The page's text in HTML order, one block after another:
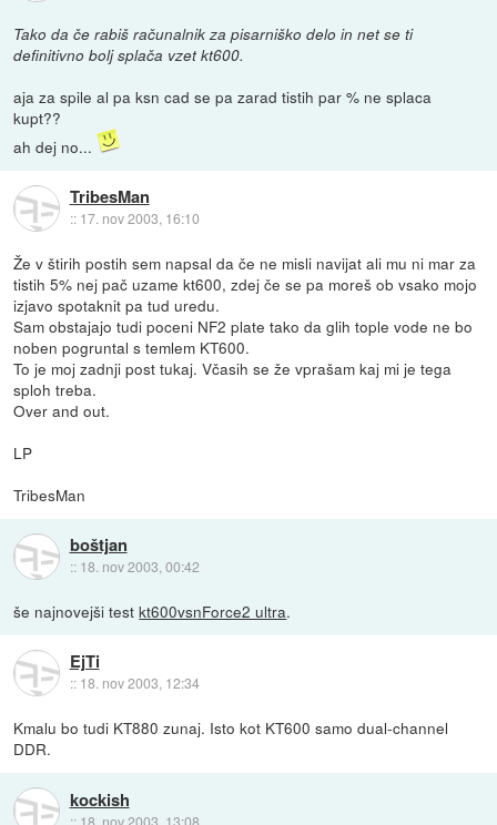
Tako da če rabiš računalnik za pisarniško delo in net se ti
definitivno bolj splača vzet kt600.
aja za spile al pa ksn cad se pa zarad tistih par % ne splaca
kupt??
ah dej no...
TribesMan
:: 17. nov 2003, 16:10
Že v štirih postih sem napsal da če ne misli navijat ali mu ni mar za
tistih 5% nej pač uzame kt600, zdej če se pa moreš ob vsako mojo
izjavo spotaknit pa tud uredu.
Sam obstajajo tudi poceni NF2 plate tako da glih tople vode ne bo
noben pogruntal s temlem KT600.
To je moj zadnji post tukaj. Včasih se že vprašam kaj mi je tega
sploh treba.
Over and out.
LP
TribesMan
boštjan
:: 18. nov 2003, 00:42
še najnovejši testkt600vsnForce2 ultra.
EjTi
:: 18. nov 2003, 12:34
Kmalu bo tudi KT880 zunaj. Isto kot KT600 samo dual-channel
DDR.
kockish
:: 18. nov 2003, 13:08